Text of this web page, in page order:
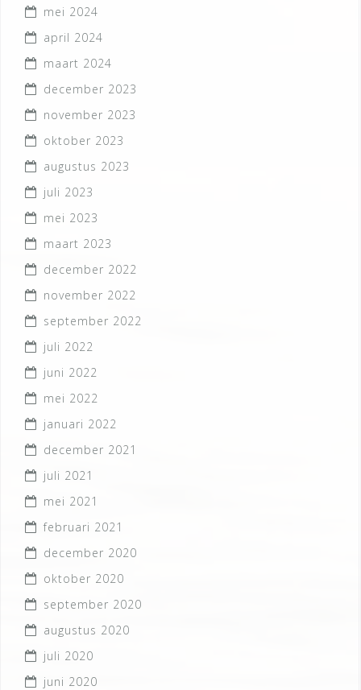
mei 2024
april 2024
maart 2024
december 2023
november 2023
oktober 2023
augustus 2023
juli 2023
mei 2023
maart 2023
december 2022
november 2022
september 2022
juli 2022
juni 2022
mei 2022
januari 2022
december 2021
juli 2021
mei 2021
februari 2021
december 2020
oktober 2020
september 2020
augustus 2020
juli 2020
juni 2020